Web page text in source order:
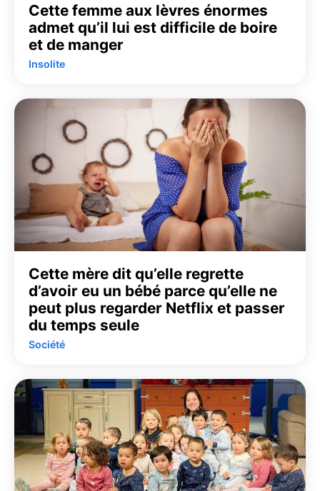
Cette femme aux lèvres énormes
admet qu’il lui est difficile de boire
et de manger
Insolite
Cette mère dit qu’elle regrette
d’avoir eu un bébé parce qu’elle ne
peut plus regarder Netflix et passer
du temps seule
Société